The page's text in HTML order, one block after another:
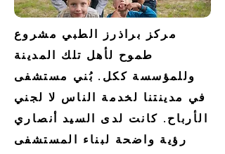
مركز براذرز الطبي مشروع
طموح لأهل تلك المدينة
وللمؤسسة ككل. بُني مستشفى
في مدينتنا لخدمة الناس لا لجني
الأرباح. كانت لدى السيد أنصاري
رؤية واضحة لبناء المستشفى